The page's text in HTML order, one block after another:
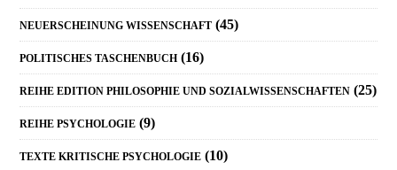
NEUERSCHEINUNG WISSENSCHAFT (45)
POLITISCHES TASCHENBUCH (16)
REIHE EDITION PHILOSOPHIE UND SOZIALWISSENSCHAFTEN (25)
REIHE PSYCHOLOGIE (9)
TEXTE KRITISCHE PSYCHOLOGIE (10)